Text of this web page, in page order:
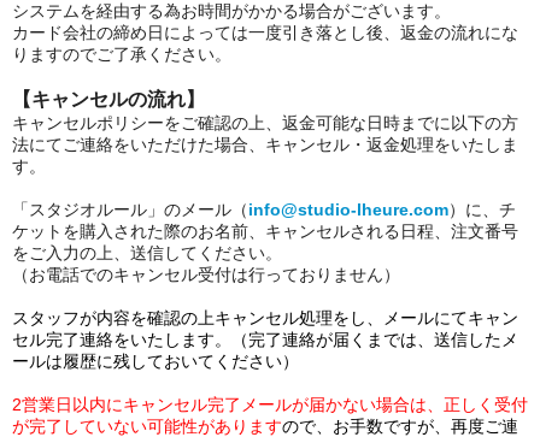
システムを経由する為お時間がかかる場合がございます。
カード会社の締め日によっては一度引き落とし後、返金の流れにな
りますのでご了承ください。
【キャンセルの流れ】
キャンセルポリシーをご確認の上、返金可能な日時までに以下の方
法にてご連絡をいただけた場合、キャンセル・返金処理をいたしま
す。
「スタジオルール」のメール（info@studio-lheure.com）に、チ
ケットを購入された際のお名前、キャンセルされる日程、注文番号
をご入力の上、送信してください。
（お電話でのキャンセル受付は行っておりません）
スタッフが内容を確認の上キャンセル処理をし、メールにてキャン
セル完了連絡をいたします。（完了連絡が届くまでは、送信したメ
ールは履歴に残しておいてください）
2営業日以内にキャンセル完了メールが届かない場合は、正しく受付
が完了していない可能性がありますので、お手数ですが、再度ご連